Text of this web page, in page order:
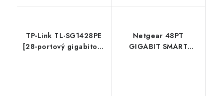
TP-Link TL-SG1428PE
[28-portový gigabitový
Netgear 48PT
GIGABIT SMART